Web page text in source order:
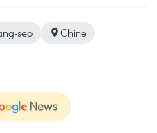
seo Chine